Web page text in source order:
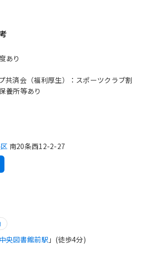
あり
共済会（福利厚生）：スポーツクラブ割
養所等あり
南20条西12-2-27
央図書館前駅 」(徒歩4分)